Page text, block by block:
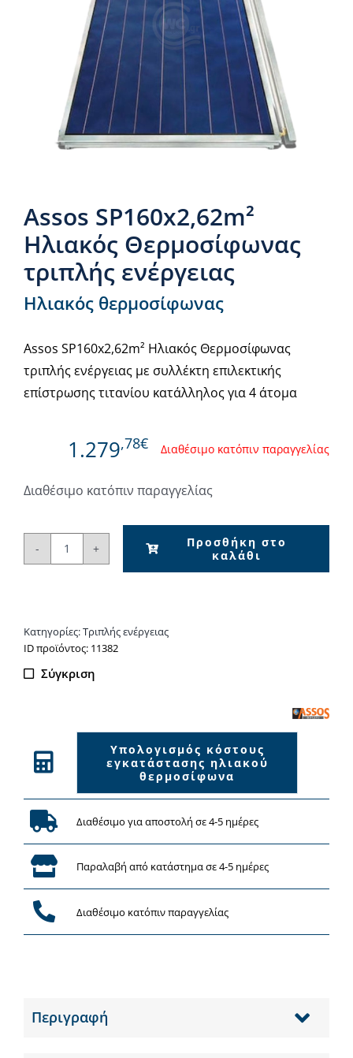
Νέα & άρθρα
Επικοινωνία
Assos SP160x2,62m²
Ηλιακός Θερμοσίφωνας
τριπλής ενέργειας
Ηλιακός θερμοσίφωνας
Assos SP160x2,62m² Ηλιακός Θερμοσίφωνας
τριπλής ενέργειας με συλλέκτη επιλεκτικής
επίστρωσης τιτανίου κατάλληλος για 4 άτομα
1.279,78€ Διαθέσιμο κατόπιν παραγγελίας
Διαθέσιμο κατόπιν παραγγελίας
Assos
SP160x2,62m²
τριπλής
ενέργειας
ποσότητα
Προσθήκη στο
καλάθι
Κατηγορίες:Τριπλής ενέργειας
ΙD προϊόντος: 11382
Σύγκριση
Υπολογισμός κόστους
εγκατάστασης ηλιακού
θερμοσίφωνα
Διαθέσιμο για αποστολή σε 4-5 ημέρες
Παραλαβή από κατάστημα σε 4-5 ημέρες
Διαθέσιμο κατόπιν παραγγελίας
Περιγραφή